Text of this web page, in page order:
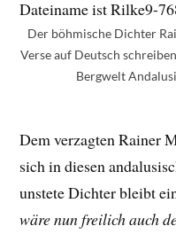
Der böhmische Dichter
Verse auf Deutsch
Bergwelt
Dem verzagten Rainer
sich in diesen
unstete Dichter bleibt
wäre nun freilich auch